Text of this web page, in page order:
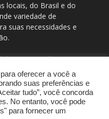
locais, do Brasil e do
variedade de
suas necessidades e
/
oferecer a você a
suas preferências e
tudo”, você concorda
No entanto, você pode
para fornecer um